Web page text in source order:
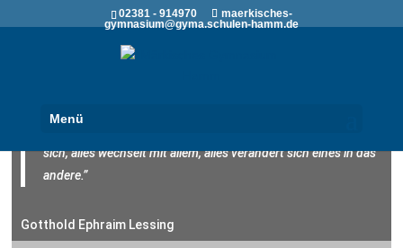
02381 - 914970
maerkisches-
gymnasium@gyma.schulen-hamm.de
Menü
sich, alles wechselt mit allem, alles verändert sich eines in das
andere.”
Gotthold Ephraim Lessing